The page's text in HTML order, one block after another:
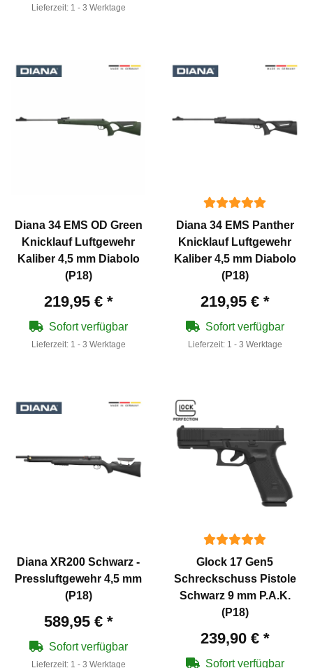
Lieferzeit: 1 - 3 Werktage
Diana 34 EMS OD Green
Knicklauf Luftgewehr
Kaliber 4,5 mm Diabolo
(P18)
219,95 € *
Sofort verfügbar
Lieferzeit: 1 - 3 Werktage
Diana 34 EMS Panther
Knicklauf Luftgewehr
Kaliber 4,5 mm Diabolo
(P18)
219,95 € *
Sofort verfügbar
Lieferzeit: 1 - 3 Werktage
Diana XR200 Schwarz -
Pressluftgewehr 4,5 mm
(P18)
589,95 € *
Sofort verfügbar
Lieferzeit: 1 - 3 Werktage
Glock 17 Gen5
Schreckschuss Pistole
Schwarz 9 mm P.A.K.
(P18)
239,90 € *
Sofort verfügbar